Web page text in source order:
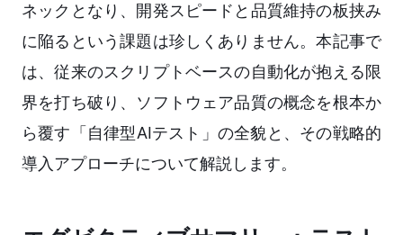
ネックとなり、開発スピードと品質維持の板挟み
に陥るという課題は珍しくありません。本記事で
は、従来のスクリプトベースの自動化が抱える限
界を打ち破り、ソフトウェア品質の概念を根本か
ら覆す「自律型AIテスト」の全貌と、その戦略的
導入アプローチについて解説します。